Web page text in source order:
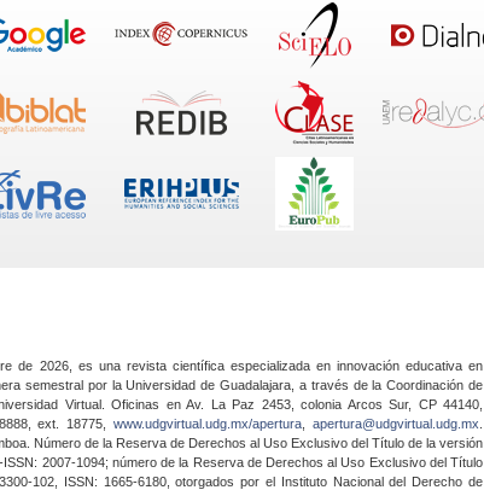
de 2026, es una revista científica especializada en innovación educativa en
semestral por la Universidad de Guadalajara, a través de la Coordinación de
Virtual. Oficinas en Av. La Paz 2453, colonia Arcos Sur, CP 44140,
ext. 18775,www.udgvirtual.udg.mx/apertura apertura@udgvirtual.udg.mx
Número de la Reserva de Derechos al Uso Exclusivo del Título de la versión
2007-1094; número de la Reserva de Derechos al Uso Exclusivo del Título
102, ISSN: 1665-6180, otorgados por el Instituto Nacional del Derecho de